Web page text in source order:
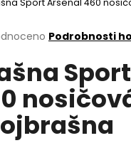
Podrobnosti